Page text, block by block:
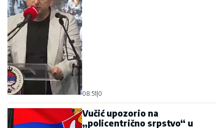
08:51|0
Vučić upozorio na
„policentrično srpstvo“ u